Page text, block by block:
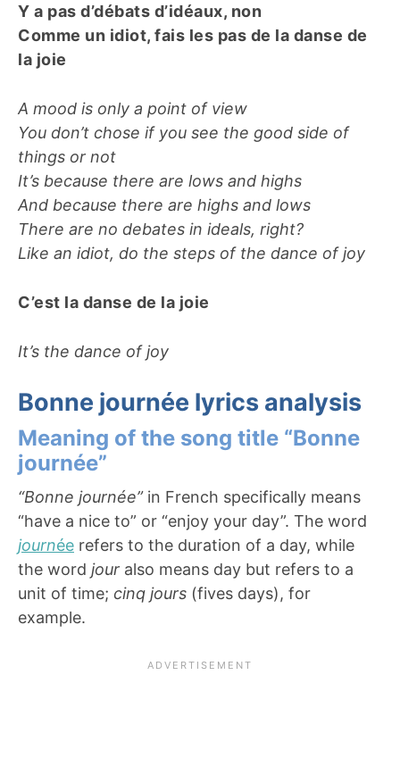
Y a pas d’débats d’idéaux, non
Comme un idiot, fais les pas de la danse de
la joie
A mood is only a point of view
You don’t chose if you see the good side of
things or not
It’s because there are lows and highs
And because there are highs and lows
There are no debates in ideals, right?
Like an idiot, do the steps of the dance of joy
C’est la danse de la joie
It’s the dance of joy
Bonne journée lyrics analysis
Meaning of the song title “Bonne
journée”
“Bonne journée” in French specifically means
“have a nice to” or “enjoy your day”. The word
journée refers to the duration of a day, while
the word jour also means day but refers to a
unit of time; cinq jours (fives days), for
example.